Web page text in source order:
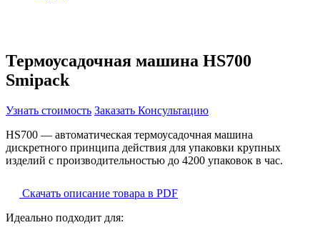
Термоусадочная машина HS700
Smipack
Узнать стоимость Заказать Консультацию
HS700 — автоматическая термоусадочная машина
дискретного принципа действия для упаковки крупных
изделий с производительностью до 4200 упаковок в час.
Скачать описание товара в PDF
Идеально подходит для: